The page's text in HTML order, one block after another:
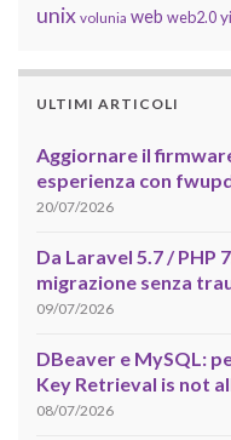
unix volunia web web2.0
ULTIMI ARTICOLI
Aggiornare il
esperienza con
20/07/2026
Da Laravel 5.7 / PHP
migrazione senza
09/07/2026
DBeaver e MySQL:
Key Retrieval is not
08/07/2026